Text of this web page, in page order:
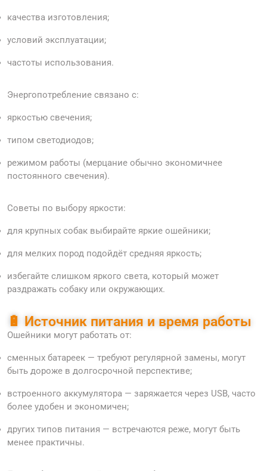
качества изготовления;
условий эксплуатации;
частоты использования.
Энергопотребление связано с:
яркостью свечения;
типом светодиодов;
режимом работы (мерцание обычно экономичнее
постоянного свечения).
Советы по выбору яркости:
для крупных собак выбирайте яркие ошейники;
для мелких пород подойдёт средняя яркость;
избегайте слишком яркого света, который может
раздражать собаку или окружающих.
🔋 Источник питания и время работы
Ошейники могут работать от:
сменных батареек — требуют регулярной замены, могут
быть дороже в долгосрочной перспективе;
встроенного аккумулятора — заряжается через USB, часто
более удобен и экономичен;
других типов питания — встречаются реже, могут быть
менее практичны.